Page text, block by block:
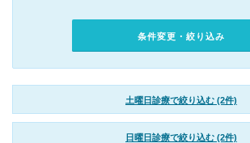
条件変更・絞り込み
土曜日診療で絞り込む (2件)
日曜日診療で絞り込む (2件)